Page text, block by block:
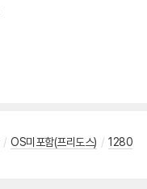
/ OS미포함(프리도스) / 1280